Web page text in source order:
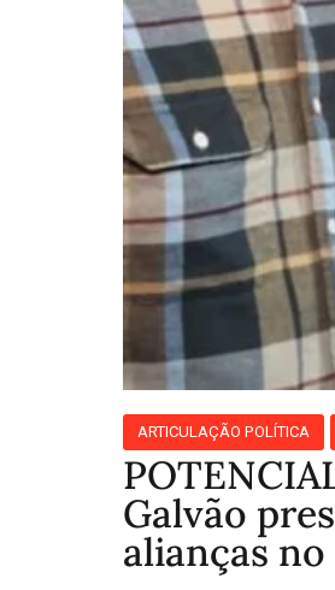
ARTICULAÇÃO POLÍTICA
Galvão
alianças